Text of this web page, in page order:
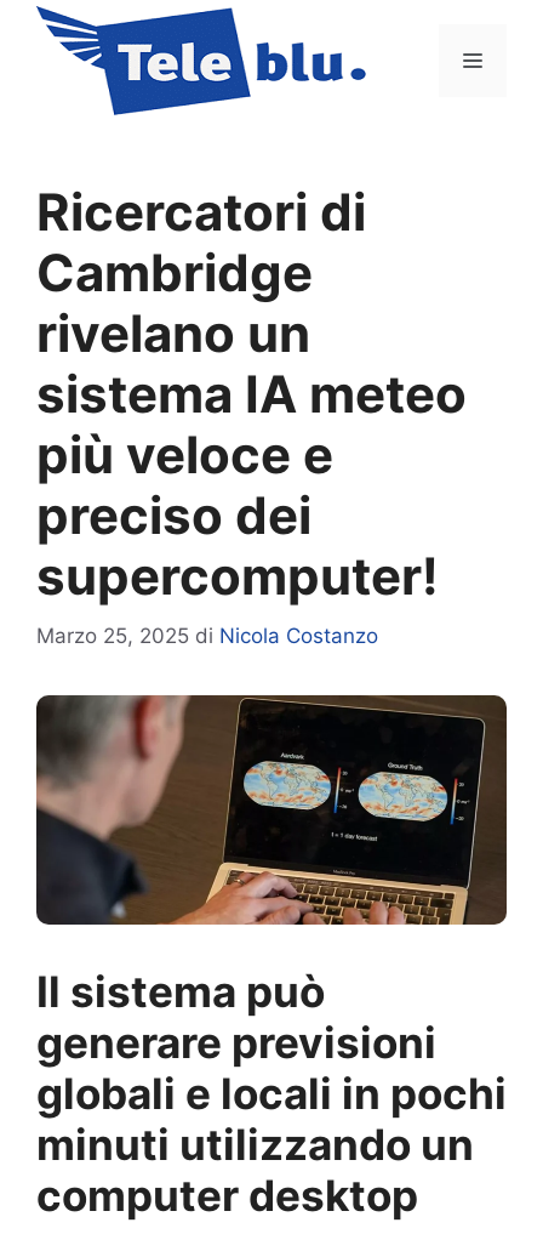
contenuto
Menu
Ricercatori di
Cambridge
rivelano un
sistema IA meteo
più veloce e
preciso dei
supercomputer!
Marzo 25, 2025 di Nicola Costanzo
Il sistema può
generare previsioni
globali e locali in pochi
minuti utilizzando un
computer desktop